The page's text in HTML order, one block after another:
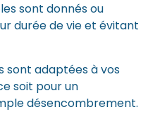
sont donnés ou
durée de vie et évitant
sont adaptées à vos
soit pour un
désencombrement.